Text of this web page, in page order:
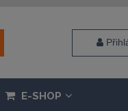
E-SHOP